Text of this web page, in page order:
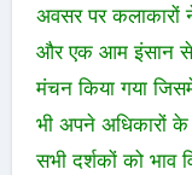
अवसर पर कलाकारों
और एक आम इंसान से
मंचन किया गया
भी अपने अधिकारों
सभी दर्शकों को भाव